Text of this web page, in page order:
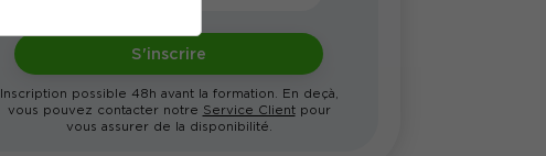
S'inscrire
Inscription possible 48h avant la formation. En deçà,
vous pouvez contacter notre Service Clientpour
vous assurer de la disponibilité.